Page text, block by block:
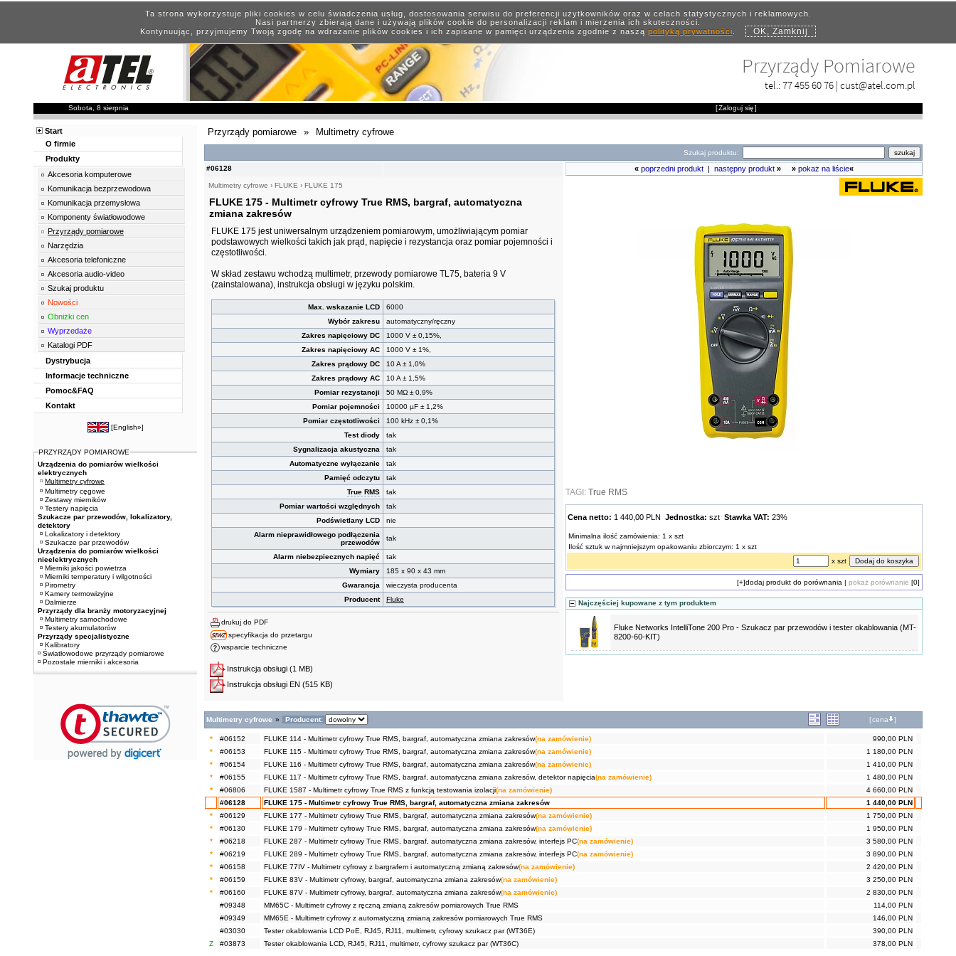
Ta strona wykorzystuje pliki cookies w celu świadczenia usług, dostosowania serwisu do preferencji użytkowników oraz w celach statystycznych i reklamowych.
Nasi partnerzy zbierają dane i używają plików cookie do personalizacji reklam i mierzenia ich skuteczności.
Kontynuując, przyjmujemy Twoją zgodę na wdrażanie plików cookies i ich zapisane w pamięci urządzenia zgodnie z naszą polityką prywatności. OK, Zamknij
Przyrządy Pomiarowe
tel.:77 455 60 76 | cust@atel.com.pl
Sobota, 8 sierpnia [Zaloguj się]
Przyrządy pomiarowe » Multimetry cyfrowe
Szukaj produktu:
#06128
Multimetry cyfrowe › FLUKE › FLUKE 175
FLUKE 175 - Multimetr cyfrowy True RMS, bargraf, automatyczna
zmiana zakresów
FLUKE 175 jest uniwersalnym urządzeniem pomiarowym, umożliwiającym pomiar
podstawowych wielkości takich jak prąd, napięcie i rezystancja oraz pomiar pojemności i
częstotliwości.
W skład zestawu wchodzą multimetr, przewody pomiarowe TL75, bateria 9 V
(zainstalowana), instrukcja obsługi w języku polskim.
Max. wskazanie LCD
6000
Wybór zakresu
automatyczny/ręczny
Zakres napięciowy DC
1000 V ± 0,15%,
Zakres napięciowy AC
1000 V ± 1%,
Zakres prądowy DC
10 A ± 1,0%
Zakres prądowy AC
10 A ± 1,5%
Pomiar rezystancji
50 MΩ ± 0,9%
Pomiar pojemności
10000 µF ± 1,2%
Pomiar częstotliwości
100 kHz ± 0,1%
Test diody
tak
Sygnalizacja akustyczna
tak
Automatyczne wyłączanie
tak
Pamięć odczytu
tak
True RMS
tak
Pomiar wartości względnych
tak
Podświetlany LCD
nie
Alarm nieprawidłowego podłączenia
przewodów
tak
Alarm niebezpiecznych napięć
tak
Wymiary
185 x 90 x 43 mm
Gwarancja
wieczysta producenta
Producent
Fluke
drukuj do PDF
specyfikacja do przetargu
wsparcie techniczne
Instrukcja obsługi (1 MB)
Instrukcja obsługi EN (515 KB)
« poprzedni produkt następny produkt » » pokaż na liście«
TAGI: True RMS
Cena netto: 1 440,00 PLN Jednostka: szt Stawka VAT: 23%
Minimalna ilość zamówienia: 1 x szt
Ilość sztuk w najmniejszym opakowaniu zbiorczym: 1 x szt
x szt
[+]dodaj produkt do porównania | pokaż porównanie [0]
Najczęściej kupowane z tym produktem
Fluke Networks IntelliTone 200 Pro - Szukacz par przewodów i tester okablowania (MT-
8200-60-KIT)
Multimetry cyfrowe » Producent: [cena ]
* #06152 FLUKE 114 - Multimetr cyfrowy True RMS, bargraf, automatyczna zmiana zakresów(na zamówienie)
990,00 PLN
*
#06153 FLUKE 115 - Multimetr cyfrowy True RMS, bargraf, automatyczna zmiana zakresów(na zamówienie)
1 180,00 PLN
*
#06154 FLUKE 116 - Multimetr cyfrowy True RMS, bargraf, automatyczna zmiana zakresów(na zamówienie)
1 410,00 PLN
*
#06155 FLUKE 117 - Multimetr cyfrowy True RMS, bargraf, automatyczna zmiana zakresów, detektor napięcia(na zamówienie)
1 480,00 PLN
*
#06806 FLUKE 1587 - Multimetr cyfrowy True RMS z funkcją testowania izolacji(na zamówienie)
4 660,00 PLN
#06128
FLUKE 175 - Multimetr cyfrowy True RMS, bargraf, automatyczna zmiana zakresów
1 440,00 PLN
*
#06129 FLUKE 177 - Multimetr cyfrowy True RMS, bargraf, automatyczna zmiana zakresów(na zamówienie)
1 750,00 PLN
*
#06130 FLUKE 179 - Multimetr cyfrowy True RMS, bargraf, automatyczna zmiana zakresów(na zamówienie)
1 950,00 PLN
*
#06218 FLUKE 287 - Multimetr cyfrowy True RMS, bargraf, automatyczna zmiana zakresów, interfejs PC(na zamówienie)
3 580,00 PLN
*
#06219 FLUKE 289 - Multimetr cyfrowy True RMS, bargraf, automatyczna zmiana zakresów, interfejs PC(na zamówienie)
3 890,00 PLN
*
#06158 FLUKE 77IV - Multimetr cyfrowy z bargrafem i automatyczną zmianą zakresów(na zamówienie)
2 420,00 PLN
*
#06159 FLUKE 83V - Multimetr cyfrowy, bargraf, automatyczna zmiana zakresów(na zamówienie)
3 250,00 PLN
*
#06160 FLUKE 87V - Multimetr cyfrowy, bargraf, automatyczna zmiana zakresów(na zamówienie)
2 830,00 PLN
#09348
MM65C - Multimetr cyfrowy z ręczną zmianą zakresów pomiarowych True RMS
114,00 PLN
#09349
MM65E - Multimetr cyfrowy z automatyczną zmianą zakresów pomiarowych True RMS
146,00 PLN
#03030
Tester okablowania LCD PoE, RJ45, RJ11, multimetr, cyfrowy szukacz par (WT36E)
390,00 PLN
Z
#03873 Tester okablowania LCD, RJ45, RJ11, multimetr, cyfrowy szukacz par (WT36C) 378,00 PLN
Start
O firmie
Produkty
Akcesoria komputerowe
Komunikacja bezprzewodowa
Komunikacja przemysłowa
Komponenty światłowodowe
Przyrządy pomiarowe
Narzędzia
Akcesoria telefoniczne
Akcesoria audio-video
Szukaj produktu
Nowości
Obniżki cen
Wyprzedaże
Katalogi PDF
Dystrybucja
Informacje techniczne
Pomoc&FAQ
Kontakt
[English»]
PRZYRZĄDY POMIAROWE
Urządzenia do pomiarów wielkości
elektrycznych
Multimetry cyfrowe
Multimetry cęgowe
Zestawy mierników
Testery napięcia
Szukacze par przewodów, lokalizatory,
detektory
Lokalizatory i detektory
Szukacze par przewodów
Urządzenia do pomiarów wielkości
nieelektrycznych
Mierniki jakości powietrza
Mierniki temperatury i wilgotności
Pirometry
Kamery termowizyjne
Dalmierze
Przyrządy dla branży motoryzacyjnej
Multimetry samochodowe
Testery akumulatorów
Przyrządy specjalistyczne
Kalibratory
Światłowodowe przyrządy pomiarowe
Pozostałe mierniki i akcesoria